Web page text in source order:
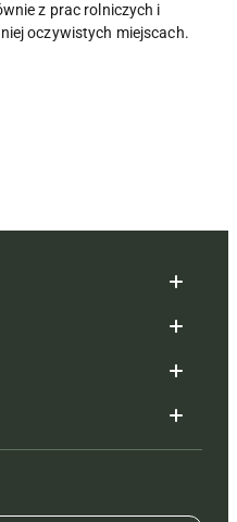
z prac rolniczych i
oczywistych miejscach.